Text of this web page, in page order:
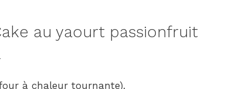
au yaourt passionfruit
à chaleur tournante).